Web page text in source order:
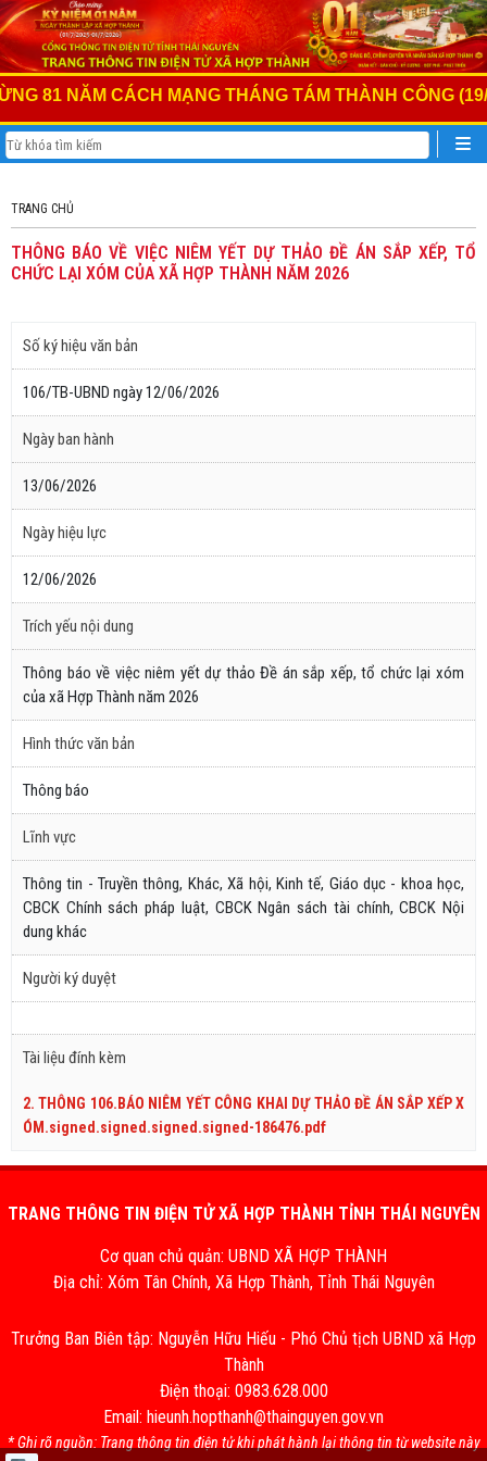
81 NĂM CÁCH MẠNG THÁNG TÁM THÀNH CÔNG
TRANG CHỦ
THÔNG BÁO VỀ VIỆC NIÊM YẾT DỰ THẢO ĐỀ ÁN SẮP XẾP, TỔ
CHỨC LẠI XÓM CỦA XÃ HỢP THÀNH NĂM 2026
Số ký hiệu văn bản
106/TB-UBND ngày 12/06/2026
Ngày ban hành
13/06/2026
Ngày hiệu lực
12/06/2026
Trích yếu nội dung
Thông báo về việc niêm yết dự thảo Đề án sắp xếp, tổ chức lại xóm
của xã Hợp Thành năm 2026
Hình thức văn bản
Thông báo
Lĩnh vực
Thông tin - Truyền thông, Khác, Xã hội, Kinh tế, Giáo dục - khoa học,
CBCK Chính sách pháp luật, CBCK Ngân sách tài chính, CBCK Nội
dung khác
Người ký duyệt
Tài liệu đính kèm
2. THÔNG 106.BÁO NIÊM YẾT CÔNG KHAI DỰ THẢO ĐỀ ÁN SẮP XẾP X
ÓM.signed.signed.signed.signed-186476.pdf
TRANG THÔNG TIN ĐIỆN TỬ XÃ HỢP THÀNH TỈNH THÁI NGUYÊN
Cơ quan chủ quản: UBND XÃ HỢP THÀNH
Địa chỉ: Xóm Tân Chính, Xã Hợp Thành, Tỉnh Thái Nguyên
Trưởng Ban Biên tập: Nguyễn Hữu Hiếu - Phó Chủ tịch UBND xã Hợp
Thành
Điện thoại: 0983.628.000
Email: hieunh.hopthanh@thainguyen.gov.vn
* Ghi rõ nguồn: Trang thông tin điện tử khi phát hành lại thông tin từ website này